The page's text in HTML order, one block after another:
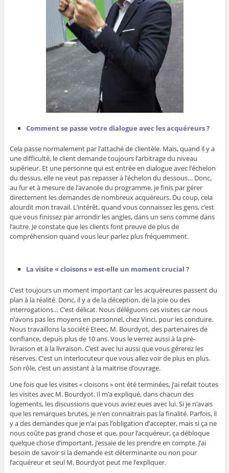
Comment se passe votre dialogue avec les acquéreurs ?
Cela passe normalement par l’attaché de clientèle. Mais, quand il y a
une difficulté, le client demande toujours l’arbitrage du niveau
supérieur. Et une personne qui est entrée en dialogue avec l’échelon
du dessus, elle ne veut pas repasser à l’échelon du dessous… Donc,
au fur et à mesure de l’avancée du programme, je finis par gérer
directement les demandes de nombreux acquéreurs. Du coup, cela
alourdit mon travail. L’intérêt, quand vous connaissez les gens, c’est
que vous finissez par arrondir les angles, dans un sens comme dans
l’autre. Je constate que les clients font preuve de plus de
compréhension quand vous leur parlez plus fréquemment.
La visite « cloisons » est-elle un moment crucial ?
C’est toujours un moment important car les acquéreures passent du
plan à la réalité. Donc, il y a de la déception, de la joie ou des
interrogations… C’est délicat. Nous déléguons ces visites car nous
n’avons pas les moyens en personnel, chez Vinci, pour les conduire.
Nous travaillons la société Eteec, M. Bourdyot, des partenaires de
confiance, depuis plus de 10 ans. Vous le verrez aussi à la pré-
livraison et à la livraison. C’est avec lui aussi que vous gérerez les
réserves. C’est un interlocuteur que vous allez voir de plus en plus.
Son rôle, c’est un assistant à la maitrise d’ouvrage.
Une fois que les visites « cloisons » ont été terminées, j’ai refait toutes
les visites avec M. Bourdyot. Il m’a expliqué, dans chacun des
logements, les discussions que vous aviez eues avec lui. Si je n’avais
que les remarques brutes, je n’en connaitrais pas la finalité. Parfois, il
y a des demandes que je n’ai pas l’obligation d’accepter, mais si ça ne
nous coûte pas grand chose et que, pour l’acquéreur, ça débloque
quelque chose d’important, j’essaie de les prendre en compte. J’ai
besoin de savoir si la demande est déterminante ou non pour
l’acquéreur et seul M. Bourdyot peut me l’expliquer.